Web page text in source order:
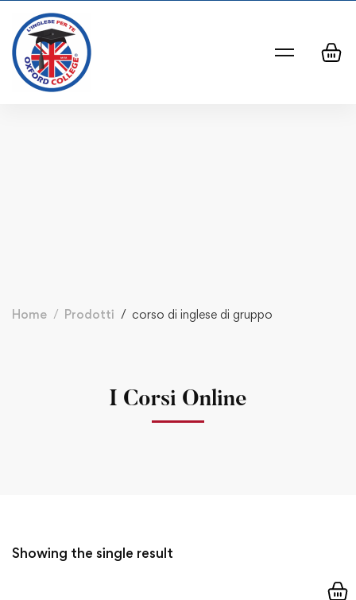
Home Prodotti corso di inglese di gruppo
I Corsi Online
Showing the single result